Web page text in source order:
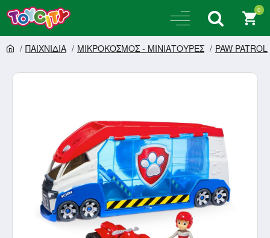
0
ΠΑΙΧΝΙΔΙΑ ΜΙΚΡΟΚΟΣΜΟΣ - ΜΙΝΙΑΤΟΥΡΕΣ PAW PATROL